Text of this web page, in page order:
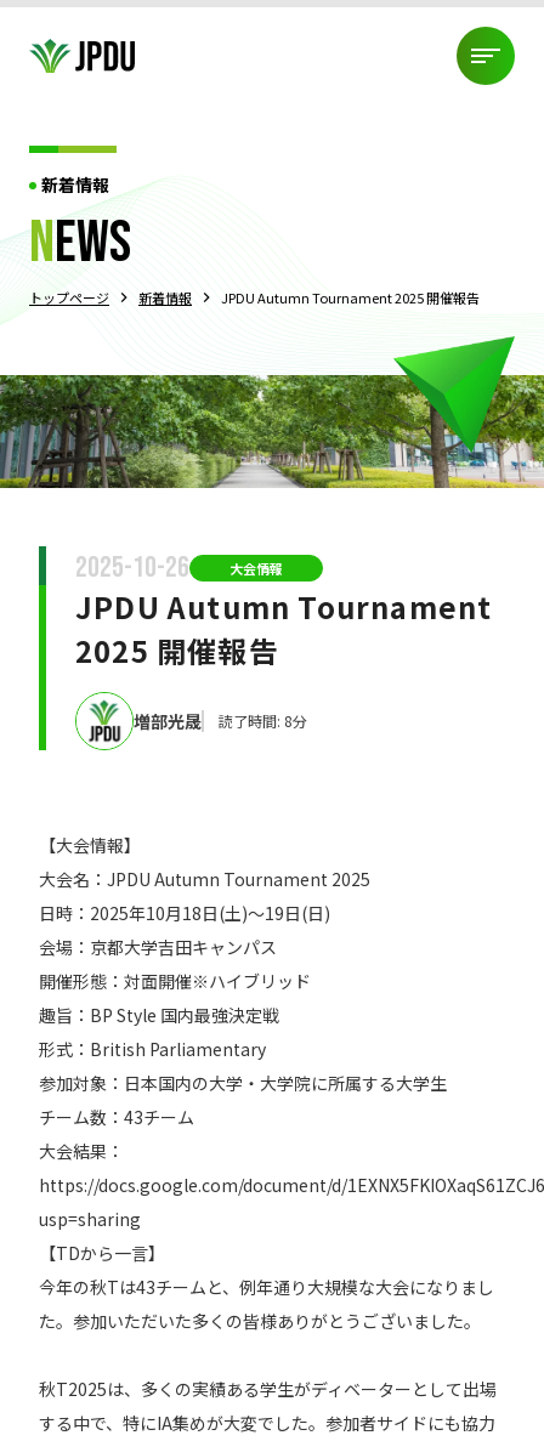
ABOUT US
ABOUT US
JPDU加盟団体
プライバシーポリシー
TOURNAMENT
JPDU大会について
ABOUT DEBATE
ABOUT DEBATE
ディベートとは?!3つの競技スタイルディベートの始め方
身に付くスキルコーチ派遣制度
NEWS
新着情報
news
トップページ 新着情報 JPDU Autumn Tournament 2025 開催報告
2025-10-26 大会情報
JPDU Autumn Tournament
2025 開催報告
増部光晟 読了時間: 8分
【大会情報】
大会名：JPDU Autumn Tournament 2025
日時：2025年10月18日(土)〜19日(日)
会場：京都大学吉田キャンパス
開催形態：対面開催※ハイブリッド
趣旨：BP Style 国内最強決定戦
形式：British Parliamentary
参加対象：日本国内の大学・大学院に所属する大学生
チーム数：43チーム
大会結果：
https://docs.google.com/document/d/
usp=sharing
【TDから一言】
今年の秋Tは43チームと、例年通り大規模な大会になりまし
た。参加いただいた多くの皆様ありがとうございました。
秋T2025は、多くの実績ある学生がディベーターとして出場
する中で、特にIA集めが大変でした。参加者サイドにも協力